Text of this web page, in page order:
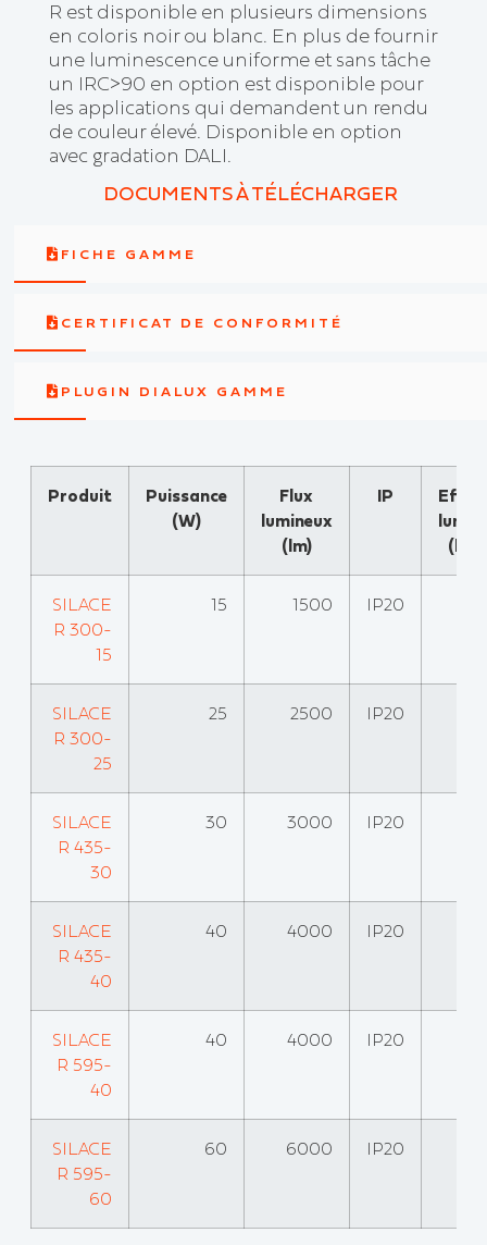
R est disponible en plusieurs dimensions
en coloris noir ou blanc. En plus de fournir
une luminescence uniforme et sans tâche
un IRC>90 en option est disponible pour
les applications qui demandent un rendu
de couleur élevé. Disponible en option
avec gradation DALI.
DOCUMENTS À TÉLÉCHARGER
FICHE GAMME
CERTIFICAT DE CONFORMITÉ
PLUGIN DIALUX GAMME
Produit
Puissance
(W)
Flux
lumineux
(lm)
IP
(lm/
SILACE
R 300-
15
15 1500 IP20
SILACE
R 300-
25
25 2500 IP20
SILACE
R 435-
30
30 3000 IP20
SILACE
R 435-
40
40 4000 IP20
SILACE
R 595-
40
40 4000 IP20
SILACE
R 595-
60
60 6000 IP20